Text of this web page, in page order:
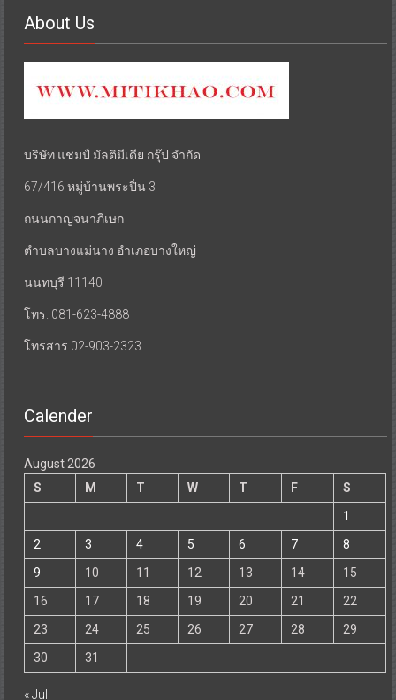
About Us
บริษัท แชมป์ มัลติมีเดีย กรุ๊ป จำกัด
67/416 หมู่บ้านพระปิ่น 3
ถนนกาญจนาภิเษก
ตำบลบางแม่นาง อำเภอบางใหญ่
นนทบุรี 11140
โทร. 081-623-4888
โทรสาร 02-903-2323
Calender
August 2026
S
M T W T F
S
1
2
3 4 5 6 7
8
9
10 11 12 13 14
15
16
17 18 19 20 21
22
23
24 25 26 27 28
29
30
31
« Jul